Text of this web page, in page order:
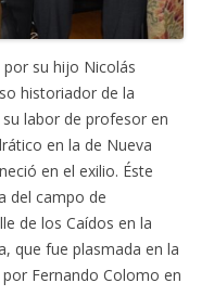
su hijo Nicolás
historiador de la
labor de profesor en
en la de Nueva
en el exilio. Éste
del campo de
de los Caídos en la
que fue plasmada en la
por Fernando Colomo en